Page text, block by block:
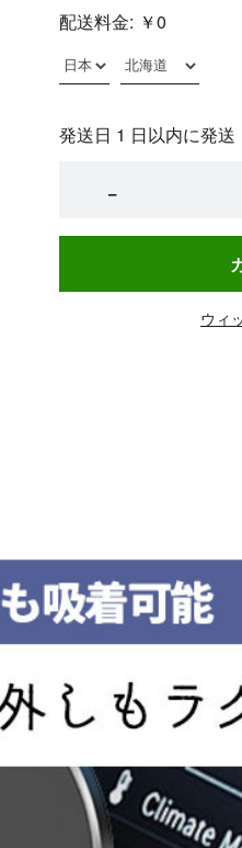
配送料金: ￥0
発送日 1 日以内に発送
−
ウィ